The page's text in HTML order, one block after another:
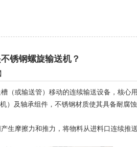
锈钢螺旋输送机？
】
或输送管）移动的连续输送设备，核心
及轴承组件，不锈钢材质使其具备耐腐
摩擦力和推力，将物料从进料口连续推